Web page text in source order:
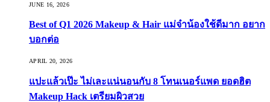
JUNE 16, 2026
Best of Q1 2026 Makeup & Hair แม่จ๋าน้องใช้ดีมาก อยาก
บอกต่อ
APRIL 20, 2026
แปะแล้วเป๊ะ ไม่เละแน่นอนกับ 8 โทนเนอร์แพด ยอดฮิต
Makeup Hack เตรียมผิวสวย